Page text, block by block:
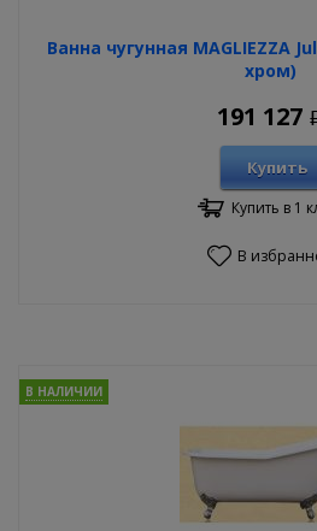
Ванна чугунная MAGLIEZZA
хром)
191 127
Купить
Купить в 1
В
В НАЛИЧИИ